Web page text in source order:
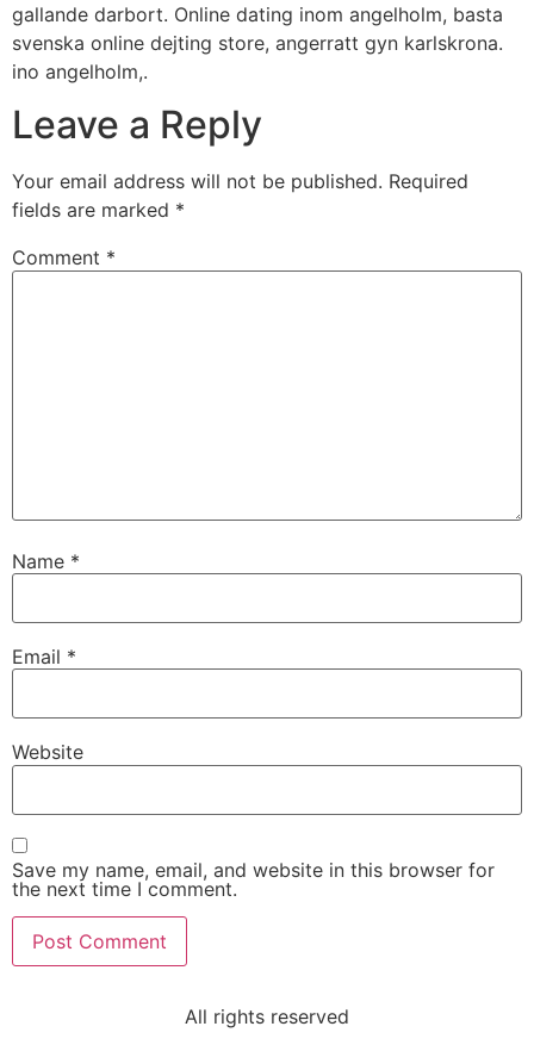
gallande darbort. Online dating inom angelholm, basta
svenska online dejting store, angerratt gyn karlskrona.
ino angelholm,.
Leave a Reply
Your email address will not be published. Required
fields are marked *
Comment *
Name *
Email *
Website
Save my name, email, and website in this browser for
the next time I comment.
All rights reserved